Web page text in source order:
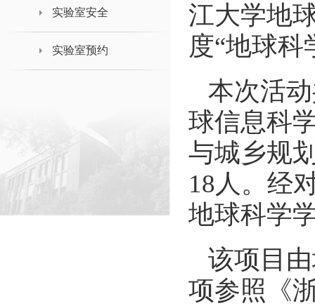
实验室安全
实验室预约
江大学地
度“地球
本次活
球信息科
与城乡规
18人。经
地球科学
该项目
项参照《